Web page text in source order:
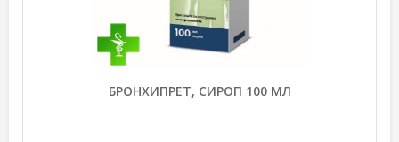
БРОНХИПРЕТ, СИРОП 100 МЛ